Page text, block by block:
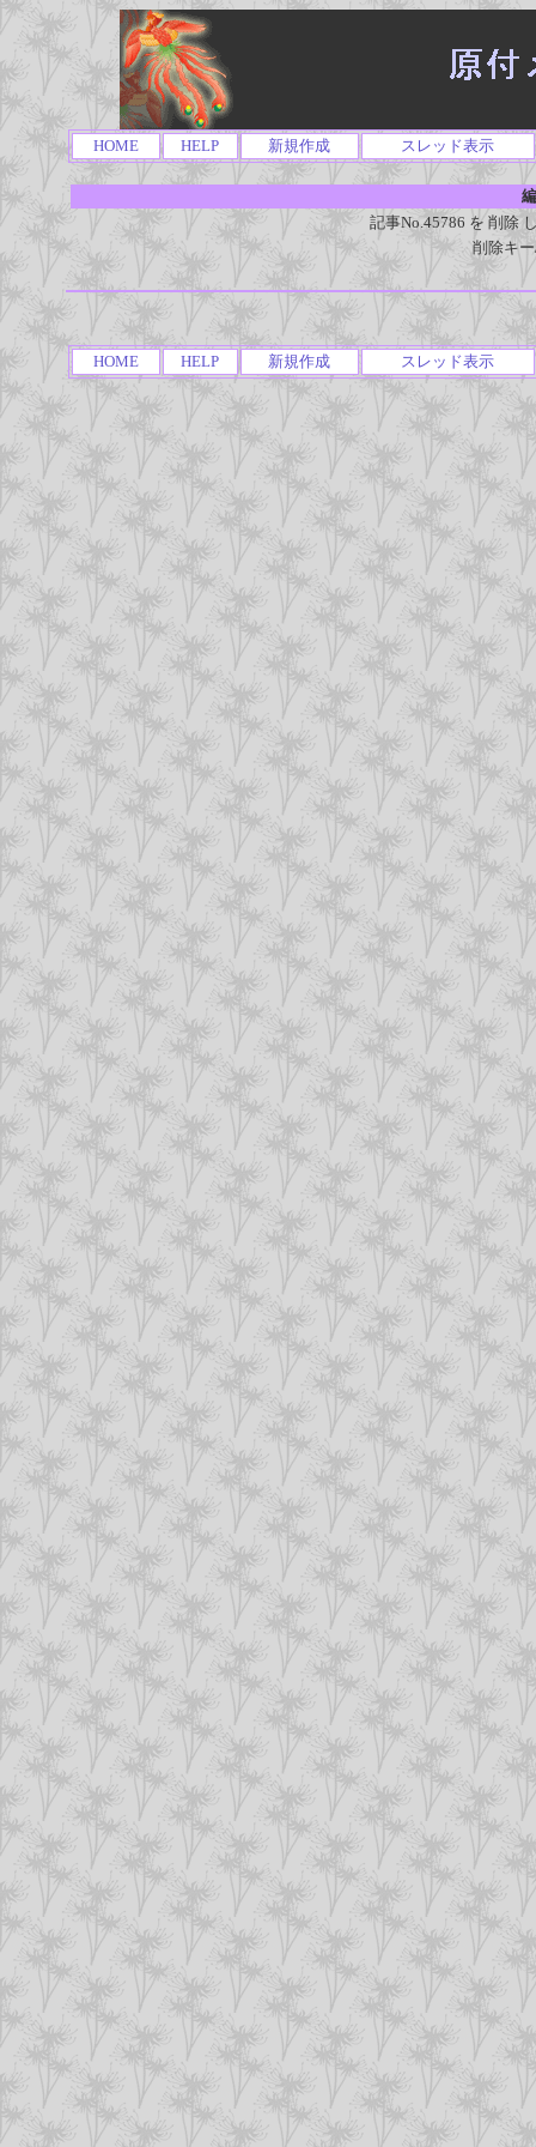
HOME HELP 新規作成 スレッド表示
記事No.45786 を 削除
削除キ
HOME HELP 新規作成 スレッド表示